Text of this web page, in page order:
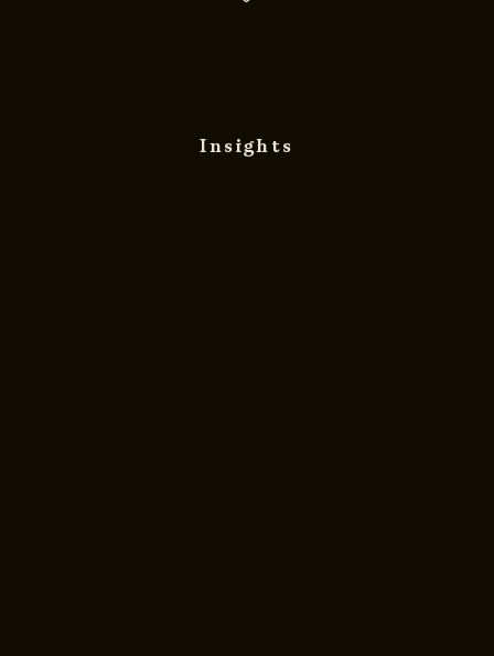
Insights